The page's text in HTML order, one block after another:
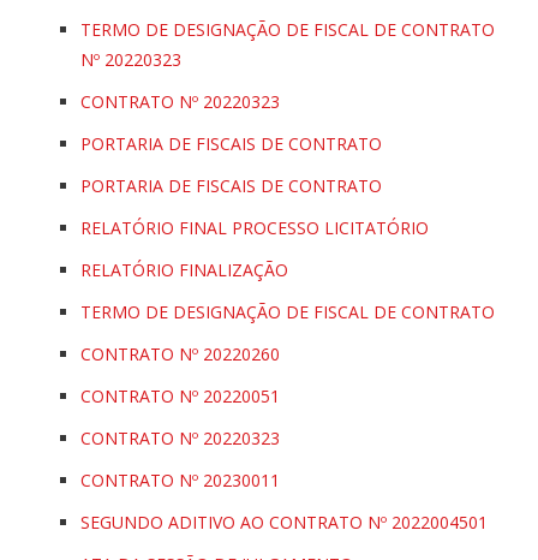
TERMO DE DESIGNAÇÃO DE FISCAL DE CONTRATO
Nº 20220323
CONTRATO Nº 20220323
PORTARIA DE FISCAIS DE CONTRATO
PORTARIA DE FISCAIS DE CONTRATO
RELATÓRIO FINAL PROCESSO LICITATÓRIO
RELATÓRIO FINALIZAÇÃO
TERMO DE DESIGNAÇÃO DE FISCAL DE CONTRATO
CONTRATO Nº 20220260
CONTRATO Nº 20220051
CONTRATO Nº 20220323
CONTRATO Nº 20230011
SEGUNDO ADITIVO AO CONTRATO Nº 2022004501